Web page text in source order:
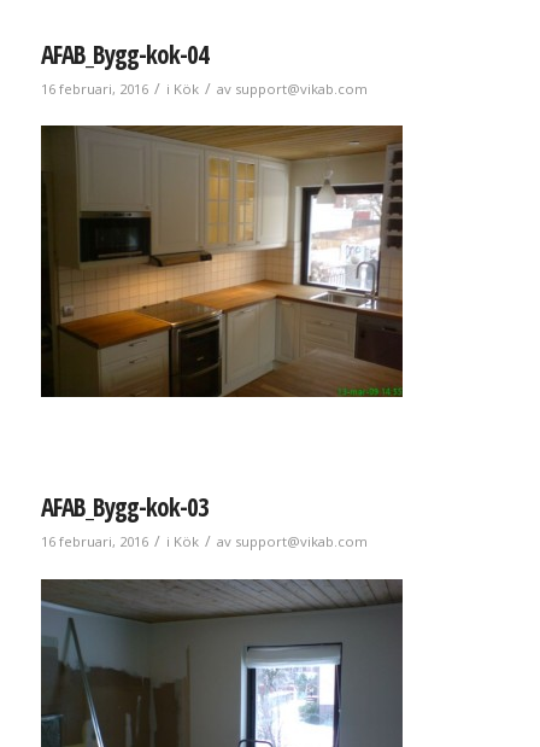
AFAB_Bygg-kok-04
16 februari, 2016 / i Kök / av support@vikab.com
AFAB_Bygg-kok-03
16 februari, 2016 / i Kök / av support@vikab.com